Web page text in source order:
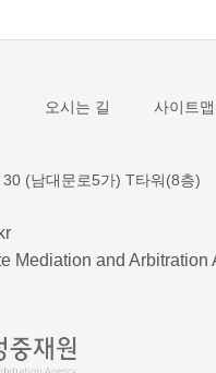
오시는 길 사이트맵
(남대문로5가) T타워(8층)
Mediation and Arbitration